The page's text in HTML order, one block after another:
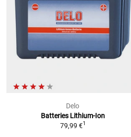
Delo
Batteries Lithium-Ion
79,99 €1